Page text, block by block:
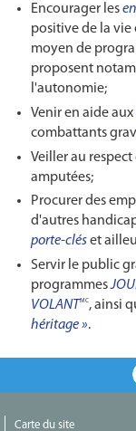
Encourager les
positive de la vie
moyen de
proposent
l'autonomie;
Venir en aide aux
combattants
Veiller au
amputées;
Procurer des
d'autres
porte-cléset
Servir le public
programmes
VOLANTMC, ainsi
héritage ».
Carte du site